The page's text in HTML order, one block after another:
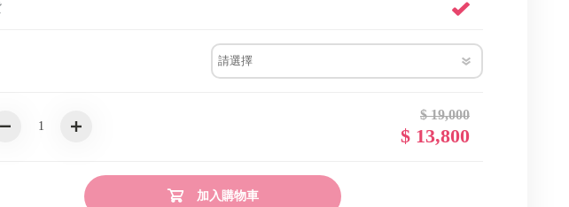
$ 19,000
$ 13,800
加入購物車